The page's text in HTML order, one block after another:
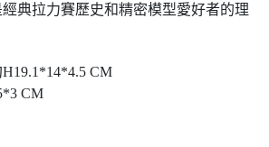
典拉力賽歷史和精密模型愛好者的理
CM
CM